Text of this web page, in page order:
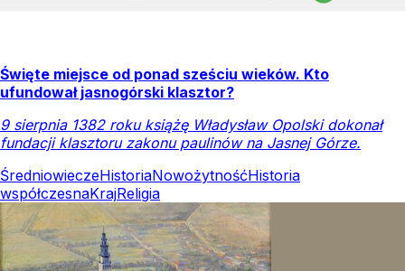
Święte miejsce od ponad sześciu wieków. Kto
ufundował jasnogórski klasztor?
9 sierpnia 1382 roku książę Władysław Opolski dokonał
fundacji klasztoru zakonu paulinów na Jasnej Górze.
ŚredniowieczeHistoriaNowożytnośćHistoria
współczesnaKrajReligia